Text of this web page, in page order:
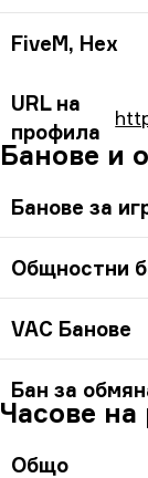
FiveM, Hex
URL на
профила
Банове и
Банове за
Общностни
VAC Банове
Бан за
Часове
Общо